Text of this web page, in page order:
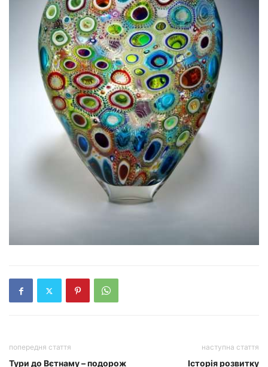
попередня стаття
Тури до Вєтнаму – подорож
наступна стаття
Історія розвитку